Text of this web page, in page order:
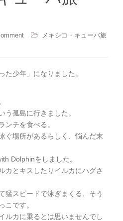
メキシコ・キューバ旅
た少年」になりました。
う孤島に行きました。
ンチを食べる。
ぐ場所があるらしく、悩んだ末
Dolphinをしました。
カとキスしたりイルカにハグさ
猛スピードで泳ぎまくる、そう
こです。
ルカに乗るとは思いませんでし